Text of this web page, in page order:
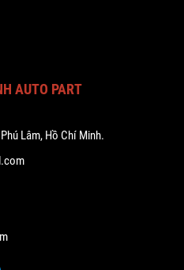
AUTO PART
Lâm, Hồ Chí Minh.